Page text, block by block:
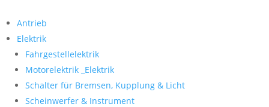
Antrieb
Elektrik
Fahrgestellelektrik
Motorelektrik _Elektrik
Schalter für Bremsen, Kupplung & Licht
Scheinwerfer & Instrument